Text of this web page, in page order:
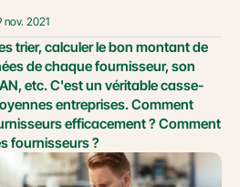
nov. 2021
trier, calculer le bon montant de
de chaque fournisseur, son
etc. C'est un véritable casse-
entreprises. Comment
efficacement ? Comment
fournisseurs ?